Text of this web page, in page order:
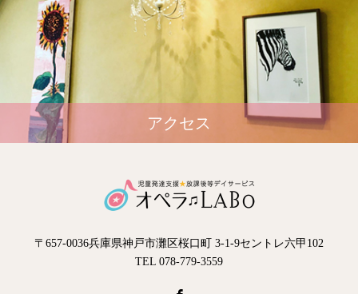
アクセス
〒657-0036兵庫県神戸市灘区桜口町 3-1-9セントレ六甲102
TEL 078-779-3559